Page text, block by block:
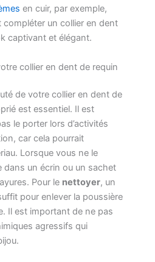
en cuir, par exemple,
un collier en dent
captivant et élégant.
collier en dent de requin
de votre collier en dent de
est essentiel. Il est
le porter lors d’activités
car cela pourrait
Lorsque vous ne le
dans un écrin ou un sachet
Pour le nettoyer, un
pour enlever la poussière
Il est important de ne pas
agressifs qui